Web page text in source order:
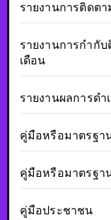
รายงานการติดต
รายงานการกำกั
เดือน
รายงานผลการดำ
คู่มือหรือมาตรฐา
คู่มือหรือมาตรฐา
คู่มือประชาชน